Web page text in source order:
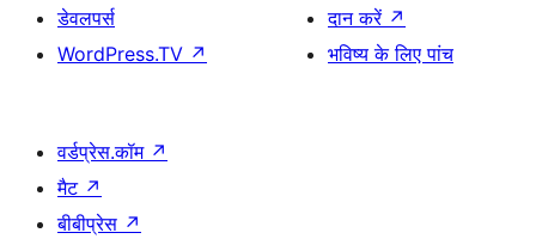
डेवलपर्स
WordPress.TV ↗
दान करें ↗
भविष्य के लिए पांच
वर्डप्रेस.कॉम ↗
मैट ↗
बीबीप्रेस ↗